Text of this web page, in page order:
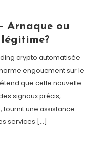
Arnaque ou
crypto automatisée
engouement sur le
que cette nouvelle
signaux précis,
fournit une assistance
services […]